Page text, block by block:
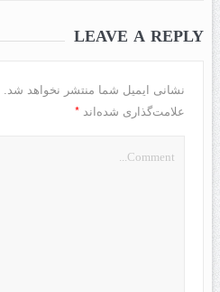
LEAVE A REPLY
نشانی ایمیل شما منتشر نخواهد شد.
علامت‌گذاری شده‌اند *